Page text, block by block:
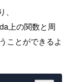
上の関数と周
ことができるよ